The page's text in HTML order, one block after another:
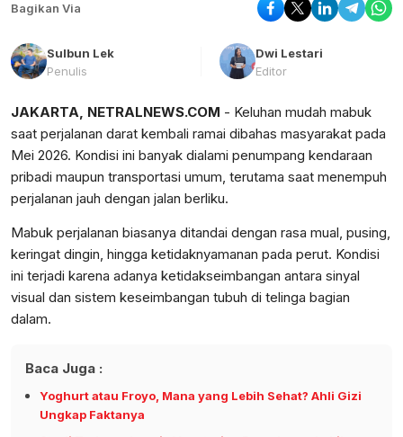
Bagikan Via
Sulbun Lek
Penulis
Dwi Lestari
Editor
JAKARTA, NETRALNEWS.COM - Keluhan mudah mabuk
saat perjalanan darat kembali ramai dibahas masyarakat pada
Mei 2026. Kondisi ini banyak dialami penumpang kendaraan
pribadi maupun transportasi umum, terutama saat menempuh
perjalanan jauh dengan jalan berliku.
Mabuk perjalanan biasanya ditandai dengan rasa mual, pusing,
keringat dingin, hingga ketidaknyamanan pada perut. Kondisi
ini terjadi karena adanya ketidakseimbangan antara sinyal
visual dan sistem keseimbangan tubuh di telinga bagian
dalam.
Baca Juga :
Yoghurt atau Froyo, Mana yang Lebih Sehat? Ahli Gizi
Ungkap Faktanya